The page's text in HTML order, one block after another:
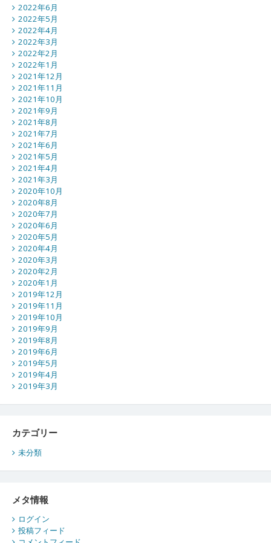
2022年6月
2022年5月
2022年4月
2022年3月
2022年2月
2022年1月
2021年12月
2021年11月
2021年10月
2021年9月
2021年8月
2021年7月
2021年6月
2021年5月
2021年4月
2021年3月
2020年10月
2020年8月
2020年7月
2020年6月
2020年5月
2020年4月
2020年3月
2020年2月
2020年1月
2019年12月
2019年11月
2019年10月
2019年9月
2019年8月
2019年6月
2019年5月
2019年4月
2019年3月
カテゴリー
未分類
メタ情報
ログイン
投稿フィード